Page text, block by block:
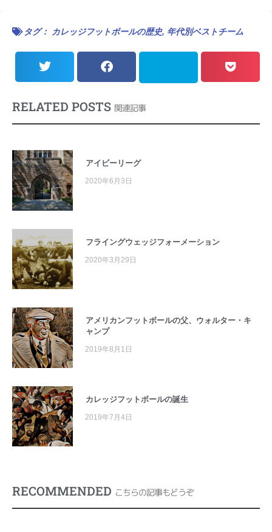
タグ： カレッジフットボールの歴史, 年代別ベストチーム
RELATED POSTS 関連記事
アイビーリーグ
2020年6月3日
フライングウェッジフォーメーション
2020年3月29日
アメリカンフットボールの父、ウォルター・キ
ャンプ
2019年8月1日
カレッジフットボールの誕生
2019年7月4日
RECOMMENDED こちらの記事もどうぞ